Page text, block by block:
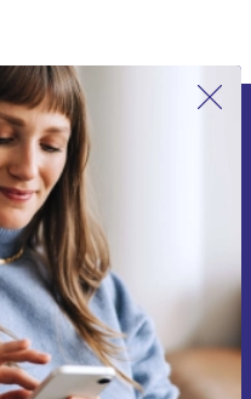
onze nieuwsbrief en
vind je in ons